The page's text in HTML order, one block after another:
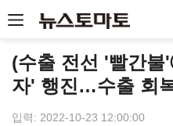
(수출 전선 '빨간
자' 행진…수출 회
입력: 2022-10-23 12:00:00